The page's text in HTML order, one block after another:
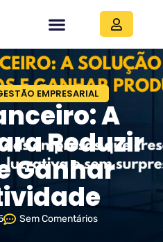
EMPRESARIAL
A
Reduzir
Ganhar
Sem Comentários